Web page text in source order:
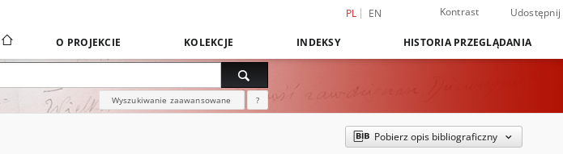
PL EN Kontrast Udostępnij
O PROJEKCIE KOLEKCJE INDEKSY HISTORIA PRZEGLĄDANIA
Wyszukiwanie zaawansowane ?
Pobierz opis bibliograficzny